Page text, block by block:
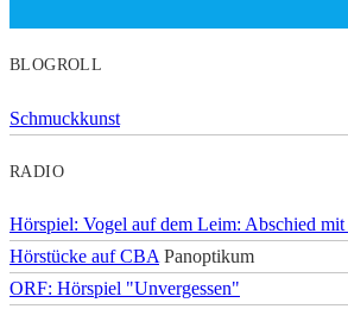
BLOGROLL
Schmuckkunst
RADIO
Hörspiel: Vogel auf dem Leim: Abschied mit
Hörstücke auf CBA Panoptikum
ORF: Hörspiel "Unvergessen"